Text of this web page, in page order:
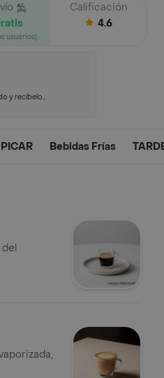
usuarios)
Calificación
4.6
y recíbelo
Bebidas Frías